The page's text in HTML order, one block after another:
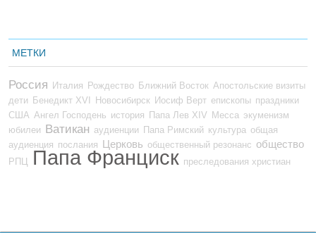
МЕТКИ
Россия Италия Рождество Ближний Восток Апостольские визиты
дети Бенедикт XVI Новосибирск Иосиф Верт епископы праздники
США Ангел Господень история Папа Лев XIV Месса экуменизм
юбилеи Ватикан аудиенции Папа Римский культура общая
аудиенция послания Церковь общественный резонанс общество
РПЦ Папа Франциск преследования христиан